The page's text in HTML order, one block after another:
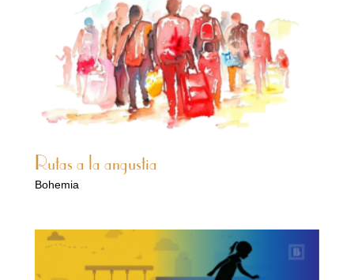
Rutas a la angustia
Bohemia